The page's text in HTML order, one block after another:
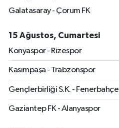
Galatasaray - Çorum FK
15 Ağustos, Cumartesi
Konyaspor - Rizespor
Kasımpaşa - Trabzonspor
Gençlerbirliği S.K. - Fenerbahçe
Gaziantep FK - Alanyaspor